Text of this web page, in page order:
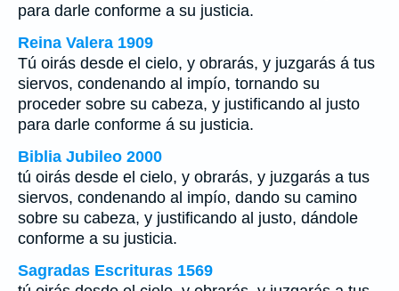
para darle conforme a su justicia.
Reina Valera 1909
Tú oirás desde el cielo, y obrarás, y juzgarás á tus
siervos, condenando al impío, tornando su
proceder sobre su cabeza, y justificando al justo
para darle conforme á su justicia.
Biblia Jubileo 2000
tú oirás desde el cielo, y obrarás, y juzgarás a tus
siervos, condenando al impío, dando su camino
sobre su cabeza, y justificando al justo, dándole
conforme a su justicia.
Sagradas Escrituras 1569